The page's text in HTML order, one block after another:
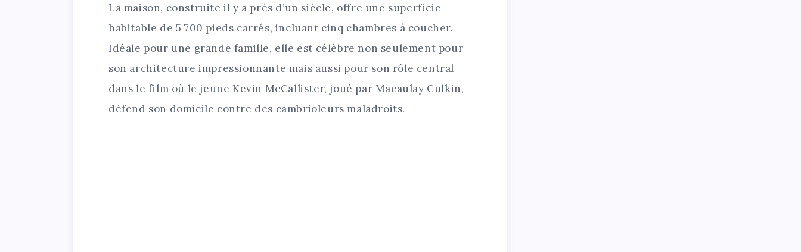
La maison, construite il y a près d’un siècle, offre une superficie
habitable de 5 700 pieds carrés, incluant cinq chambres à coucher.
Idéale pour une grande famille, elle est célèbre non seulement pour
son architecture impressionnante mais aussi pour son rôle central
dans le film où le jeune Kevin McCallister, joué par Macaulay Culkin,
défend son domicile contre des cambrioleurs maladroits.